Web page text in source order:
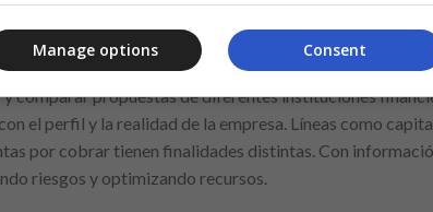
diferentes modalidades de crédito disponibles, lo que
propias, como tasa de interés, período de
comparar propuestas de diferentes instituciones
el perfil y la realidad de la empresa. Líneas como
por cobrar tienen finalidades distintas. Con
riesgos y optimizando recursos.
Consent
Manage options